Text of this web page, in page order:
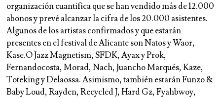
organización cuantifica que se han vendido más de 12.000
abonos y prevé alcanzar la cifra de los 20.000 asistentes.
Algunos de los artistas confirmados y que estarán
presentes en el festival de Alicante son Natos y Waor,
Kase.O Jazz Magnetism, SFDK, Ayax y Prok,
Fernandocosta, Morad, Nach, Juancho Marqués, Kaze,
Toteking y Delaossa.Asimismo, también estarán Funzo &
Baby Loud, Rayden, Recycled J, Hard Gz, Fyahbwoy,